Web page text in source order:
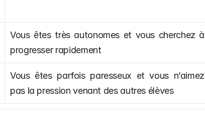
Vous êtes très autonomes et vous cherchez à
progresser rapidement
Vous êtes parfois paresseux et vous n’aimez
pas la pression venant des autres élèves